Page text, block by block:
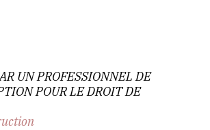
UN PROFESSIONNEL DE
POUR LE DROIT DE